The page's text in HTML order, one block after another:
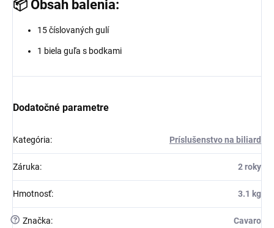
📦 Obsah balenia:
15 číslovaných gulí
1 biela guľa s bodkami
Dodatočné parametre
Kategória: Príslušenstvo na biliard
Záruka: 2 roky
Hmotnosť: 3.1 kg
? Značka: Cavaro